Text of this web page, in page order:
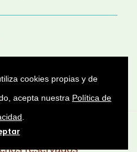
de Cavite © 2025 -
reservados
cookies propias y de
acepta nuestra Política de